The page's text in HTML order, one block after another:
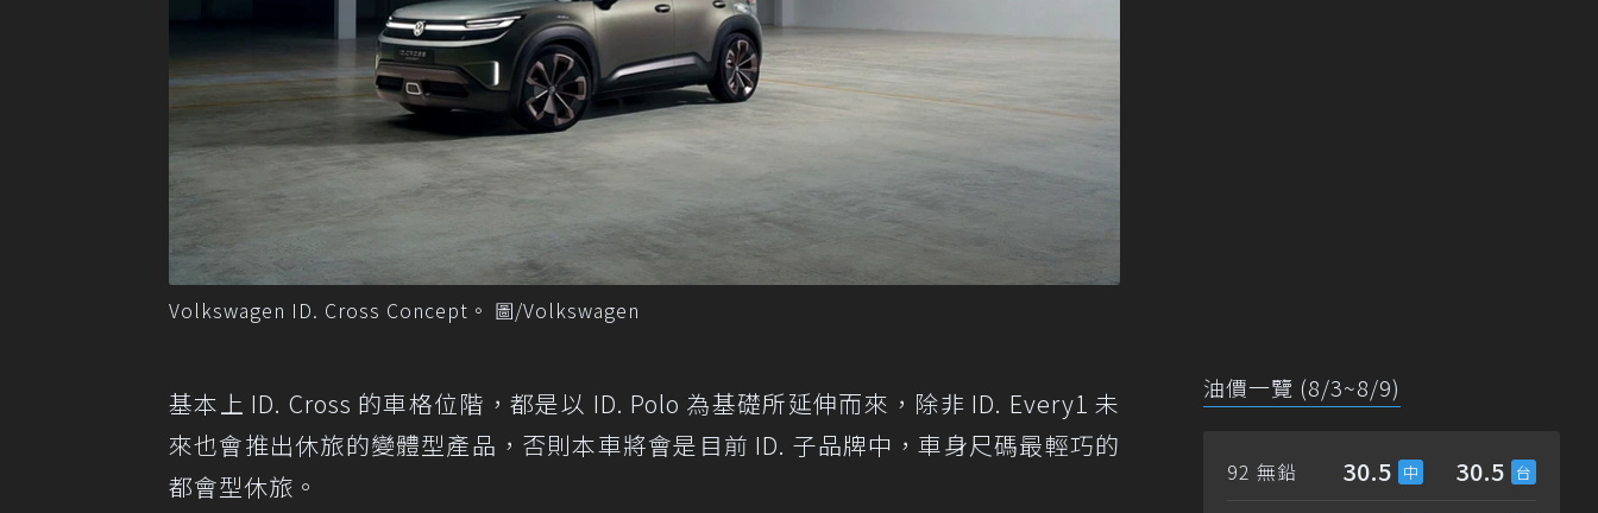
Volkswagen ID. Cross Concept。 圖/Volkswagen
基本上 ID. Cross 的車格位階，都是以 ID. Polo 為基礎所延伸而來，除非 ID. Every1 未
來也會推出休旅的變體型產品，否則本車將會是目前 ID. 子品牌中，車身尺碼最輕巧的
都會型休旅。
油價一覽 (8/3~8/9)
92 無鉛 30.5 30.5